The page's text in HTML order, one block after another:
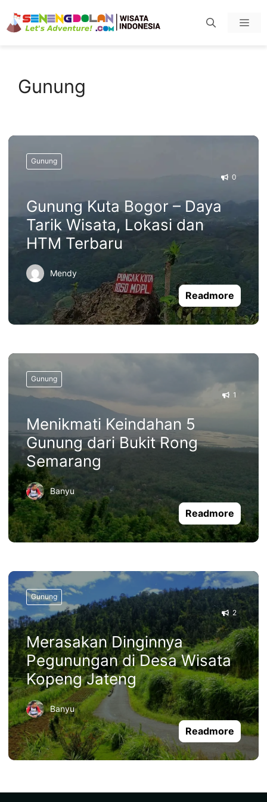
to
Gunung
Gunung
0
Gunung Kuta Bogor – Daya
Tarik Wisata, Lokasi dan
HTM Terbaru
Mendy
Readmore
Gunung
1
Menikmati Keindahan 5
Gunung dari Bukit Rong
Semarang
Banyu
Readmore
Gunung
2
Merasakan Dinginnya
Pegunungan di Desa Wisata
Kopeng Jateng
Banyu
Readmore